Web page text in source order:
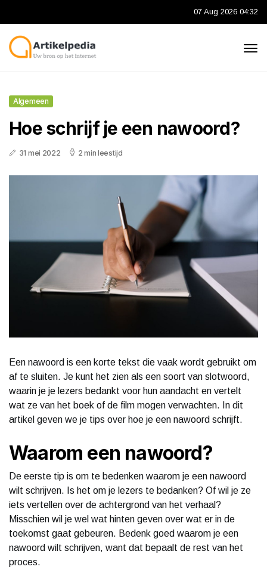
07 Aug 2026 04:32
Algemeen
Hoe schrijf je een nawoord?
31 mei 2022 2 min leestijd
Een nawoord is een korte tekst die vaak wordt gebruikt om
af te sluiten. Je kunt het zien als een soort van slotwoord,
waarin je je lezers bedankt voor hun aandacht en vertelt
wat ze van het boek of de film mogen verwachten. In dit
artikel geven we je tips over hoe je een nawoord schrijft.
Waarom een nawoord?
De eerste tip is om te bedenken waarom je een nawoord
wilt schrijven. Is het om je lezers te bedanken? Of wil je ze
iets vertellen over de achtergrond van het verhaal?
Misschien wil je wel wat hinten geven over wat er in de
toekomst gaat gebeuren. Bedenk goed waarom je een
nawoord wilt schrijven, want dat bepaalt de rest van het
proces.